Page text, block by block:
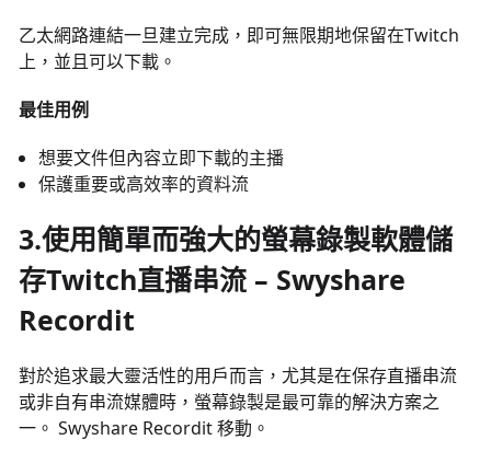
乙太網路連結一旦建立完成，即可無限期地保留在Twitch
上，並且可以下載。
最佳用例
想要文件但內容立即下載的主播
保護重要或高效率的資料流
3.使用簡單而強大的螢幕錄製軟體儲
存Twitch直播串流 – Swyshare
Recordit
對於追求最大靈活性的用戶而言，尤其是在保存直播串流
或非自有串流媒體時，螢幕錄製是最可靠的解決方案之
一。 Swyshare Recordit 移動。